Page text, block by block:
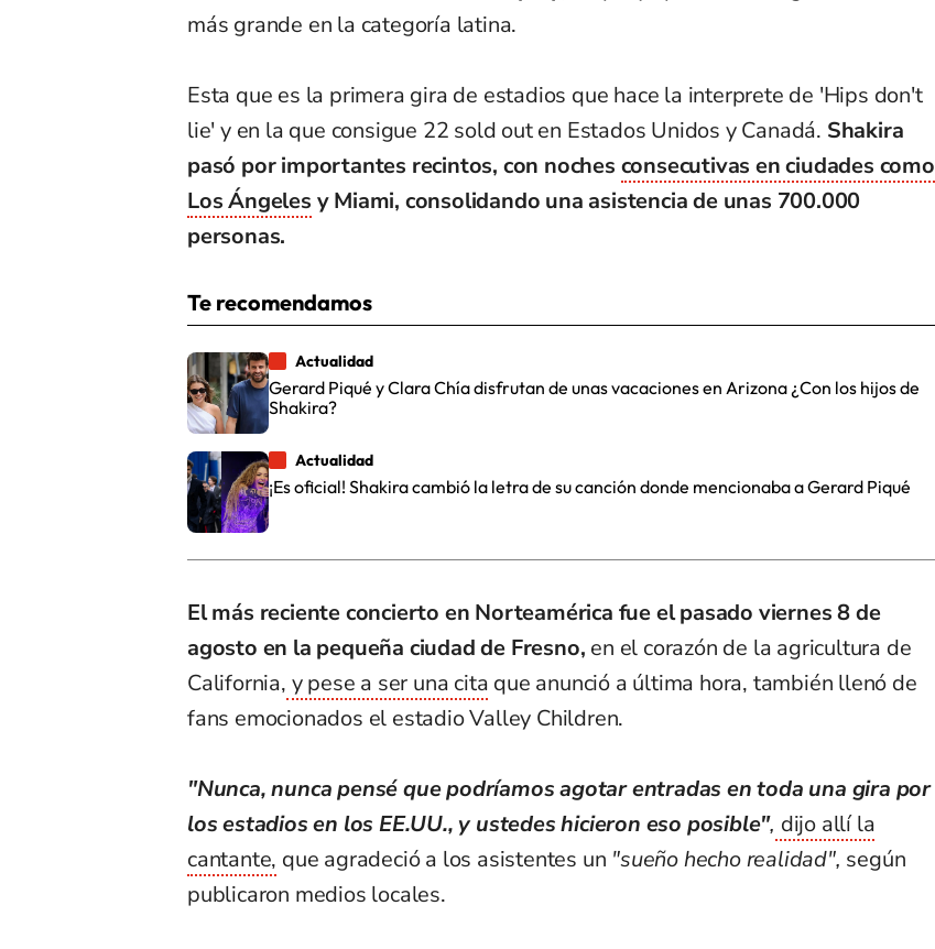
más grande en la categoría latina.
Esta que es la primera gira de estadios que hace la interprete de 'Hips don't
lie' y en la que consigue 22 sold out en Estados Unidos y Canadá. Shakira
pasó por importantes recintos, con noches consecutivas en ciudades como
Los Ángeles y Miami, consolidando una asistencia de unas 700.000
personas.
Te recomendamos
Actualidad
Gerard Piqué y Clara Chía disfrutan de unas vacaciones en Arizona ¿Con los hijos de
Shakira?
Actualidad
¡Es oficial! Shakira cambió la letra de su canción donde mencionaba a Gerard Piqué
El más reciente concierto en Norteamérica fue el pasado viernes 8 de
agosto en la pequeña ciudad de Fresno, en el corazón de la agricultura de
California, y pese a ser una cita que anunció a última hora, también llenó de
fans emocionados el estadio Valley Children.
"Nunca, nunca pensé que podríamos agotar entradas en toda una gira por
los estadios en los EE.UU., y ustedes hicieron eso posible", dijo allí la
cantante, que agradeció a los asistentes un "sueño hecho realidad", según
publicaron medios locales.